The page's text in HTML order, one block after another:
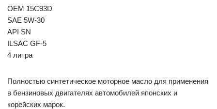
OEM 15C93D
SAE 5W-30
API SN
ILSAC GF-5
4 литра
Полностью синтетическое моторное масло для применения
в бензиновых двигателях автомобилей японских и
корейских марок.